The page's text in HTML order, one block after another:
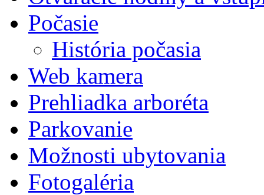
Počasie
História počasia
Web kamera
Prehliadka arboréta
Parkovanie
Možnosti ubytovania
Fotogaléria